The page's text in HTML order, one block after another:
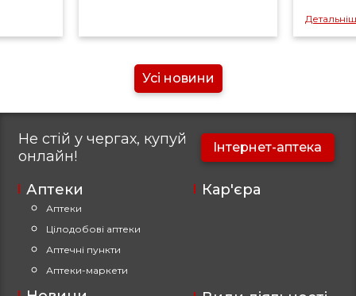
Усі новини
Не стій у чергах, купуй
онлайн!
Інтернет-аптека
Аптеки
Аптеки
Цілодобові аптеки
Аптечні пункти
Аптеки-маркети
Кар'єра